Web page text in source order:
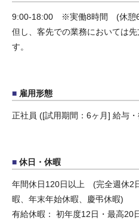
9:00-18:00 ※実働8時間 (休憩
但し、客先での業務においては
す。
雇用形態
正社員 ([試用期間：6ヶ月] 給与
休日・休暇
年間休日120日以上 (完全週休2
暇、年末年始休暇、慶弔休暇)
有給休暇： 初年度12日・最高